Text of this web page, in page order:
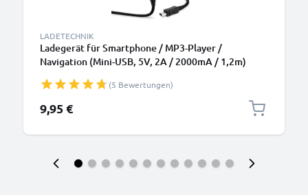
LADETECHNIK
Ladegerät für Smartphone / MP3-Player /
Navigation (Mini-USB, 5V, 2A / 2000mA / 1,2m)
(5 Bewertungen)
9,95 €